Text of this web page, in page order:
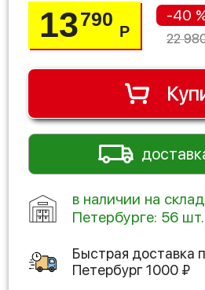
13790
Р
-40
22
в наличии на
Петербурге: 56 шт.
Быстрая доставка
Петербург1000 ₽